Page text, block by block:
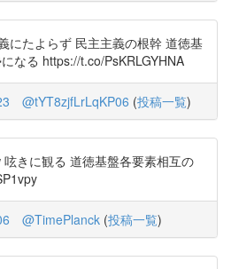
にたよらず 民主主義の根幹 道徳基
なる https://t.co/PsKRLGYHNA
@tYT8zjfLrLqKP06 (投稿一覧)
きに観る 道徳基盤各要素相互の
@TimePlanck (投稿一覧)